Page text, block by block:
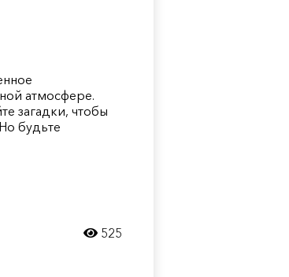
атмосфере.
загадки, чтобы
будьте
525